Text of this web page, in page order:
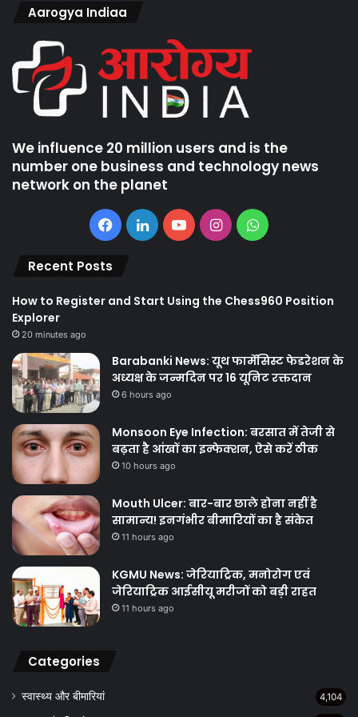
Aarogya Indiaa
We influence 20 million users and is the
number one business and technology news
network on the planet
Facebook
LinkedInYouTubeInstagramWhatsApp
Recent Posts
How to Register and Start Using the Chess960 Position
Explorer
20 minutes ago
Barabanki News: यूथ फार्मेसिस्ट फेडरेशन के
अध्यक्ष के जन्मदिन पर 16 यूनिट रक्तदान
6 hours ago
Monsoon Eye Infection: बरसात में तेजी से
बढ़ता है आंखों का इन्फेक्शन, ऐसे करें ठीक
10 hours ago
Mouth Ulcer: बार-बार छाले होना नहीं है
सामान्य! इनगंभीर बीमारियों का है संकेत
11 hours ago
KGMU News: जेरियाट्रिक, मनोरोग एवं
जेरियाट्रिक आईसीयू मरीजों को बड़ी राहत
11 hours ago
Categories
स्वास्थ्य और बीमारियां 4,104